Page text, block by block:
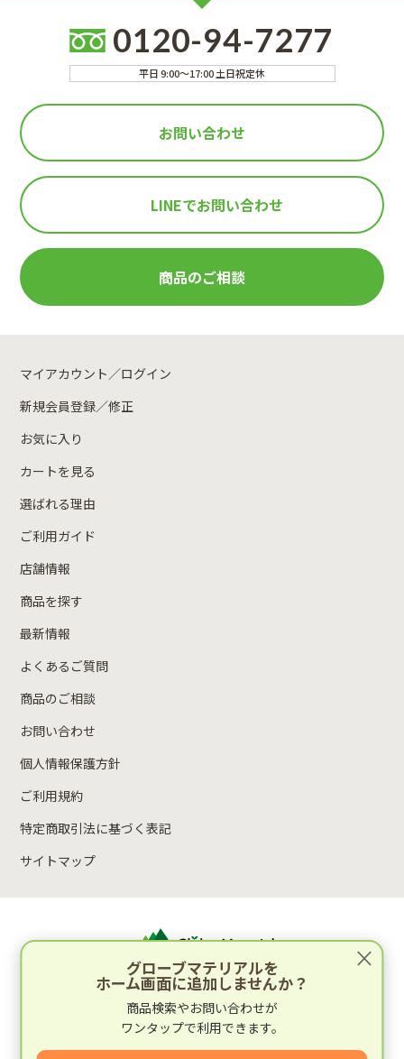
0120-94-7277
平日 9:00～17:00 土日祝定休
お問い合わせ
LINEでお問い合わせ
商品のご相談
マイアカウント／ログイン
新規会員登録／修正
お気に入り
カートを見る
選ばれる理由
ご利用ガイド
店舗情報
商品を探す
最新情報
よくあるご質問
商品のご相談
お問い合わせ
個人情報保護方針
ご利用規約
特定商取引法に基づく表記
サイトマップ
運営：林木材株式会社
〒652-0812 兵庫県神戸市兵庫区湊町2丁目4-1
×
グローブマテリアルを
ホーム画面に追加しませんか？
商品検索やお問い合わせが
ワンタップで利用できます。